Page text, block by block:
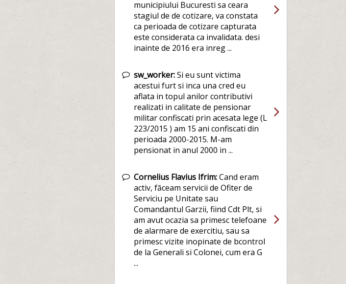
municipiului Bucuresti sa ceara
stagiul de de cotizare, va constata
ca perioada de cotizare capturata
este considerata ca invalidata. desi
inainte de 2016 era inreg ...
sw_worker:Si eu sunt victima
acestui furt si inca una cred eu
aflata in topul anilor contributivi
realizati in calitate de pensionar
militar confiscati prin acesata lege (L
223/2015 ) am 15 ani confiscati din
perioada 2000-2015. M-am
pensionat in anul 2000 in ...
Cornelius Flavius Ifrim:Cand eram
activ, făceam servicii de Ofiter de
Serviciu pe Unitate sau
Comandantul Garzii, fiind Cdt Plt, si
am avut ocazia sa primesc telefoane
de alarmare de exercitiu, sau sa
primesc vizite inopinate de bcontrol
de la Generali si Colonei, cum era G
...